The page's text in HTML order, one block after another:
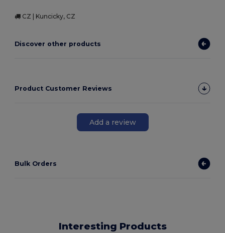
CZ | Kuncicky, CZ
Discover other products
Product Customer Reviews
Add a review
Bulk Orders
Interesting Products